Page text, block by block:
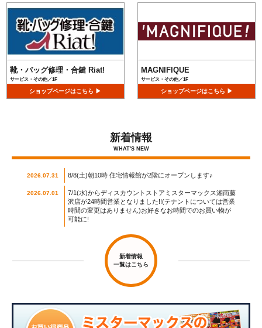
靴・バッグ修理・合鍵 Riat!
サービス・その他／1F
ショップページはこちら ▶
MAGNIFIQUE
サービス・その他／1F
ショップページはこちら ▶
新着情報
WHAT'S NEW
2026.07.31 8/8(土)朝10時 住宅情報館が2階にオープンします♪
2026.07.01
7/1(水)からディスカウントストアミスターマックス湘南藤
沢店が24時間営業となりました!!(テナントについては営業
時間の変更はありません)お好きなお時間でのお買い物が
可能に!
新着情報
一覧はこちら